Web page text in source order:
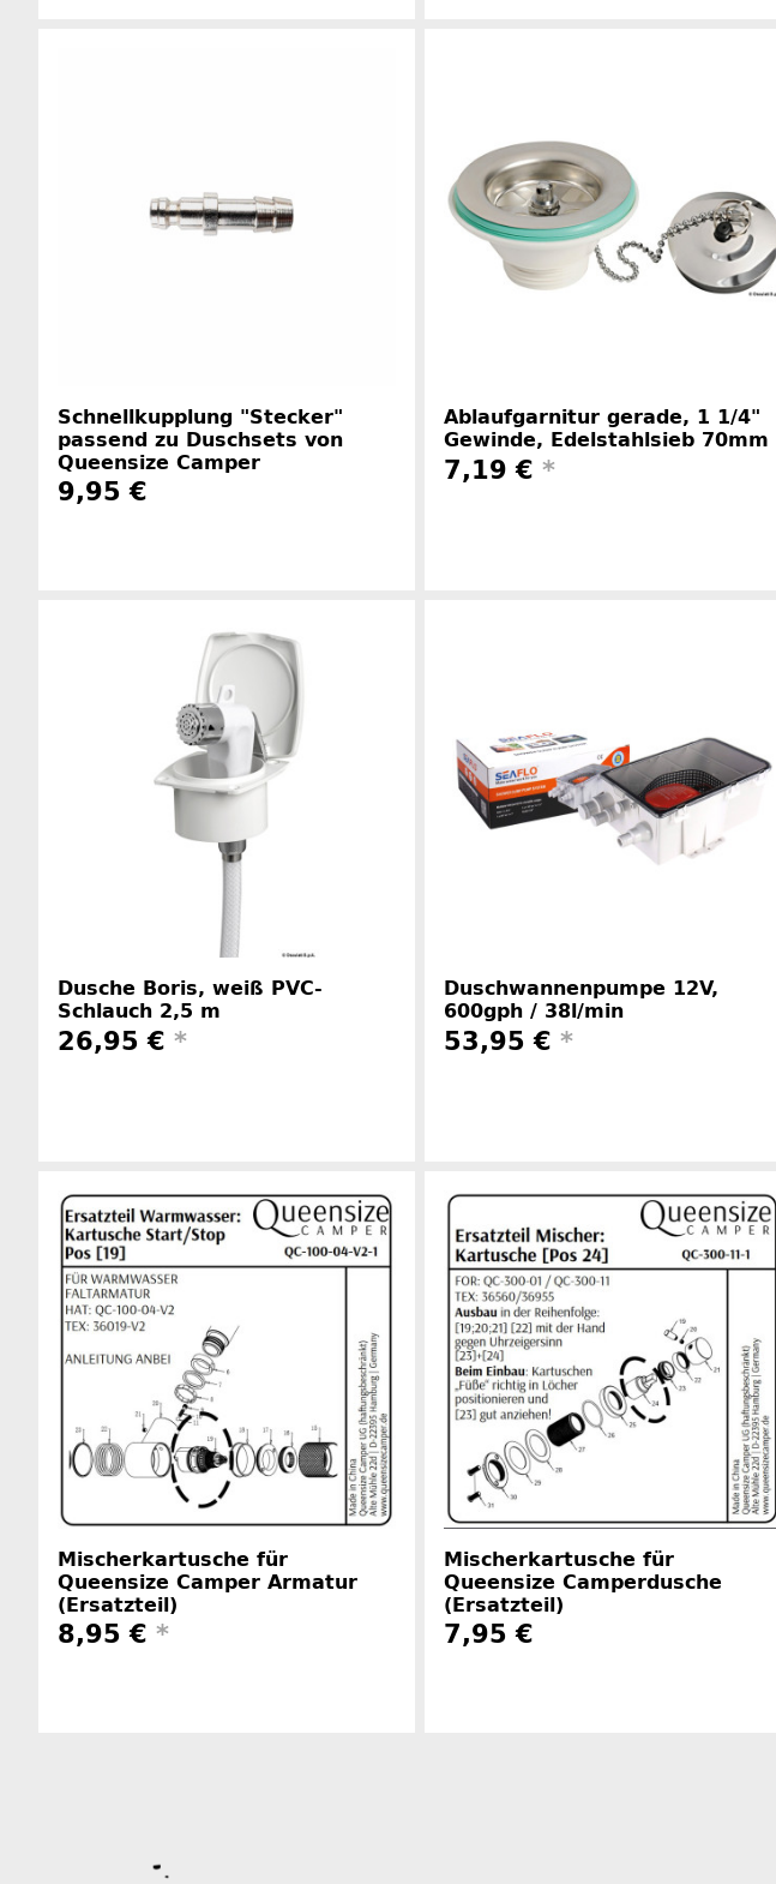
Schnellkupplung "Stecker"
passend zu Duschsets von
Queensize Camper
9,95 €
Herstellerinformationen
Ablaufgarnitur gerade, 1 1/4"
Gewinde, Edelstahlsieb 70mm
7,19 € *
Dusche Boris, weiß PVC-
Schlauch 2,5 m
26,95 € *
Herstellerinformationen
Duschwannenpumpe 12V,
600gph / 38l/min
53,95 € *
Herstellerinformationen
Mischerkartusche für
Queensize Camper Armatur
(Ersatzteil)
8,95 € *
Mischerkartusche für
Queensize Camperdusche
(Ersatzteil)
7,95 €